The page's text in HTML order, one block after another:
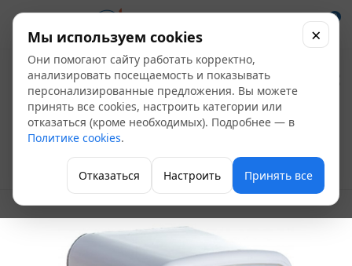
0
Счетчик газа
СГБМ-3,2 Бетар с
накидной гайкой
Счетчики газа
Мы используем cookies
Они помогают сайту работать корректно,
анализировать посещаемость и показывать
персонализированные предложения. Вы можете
принять все cookies, настроить категории или
отказаться (кроме необходимых). Подробнее — в
Политике cookies.
Отказаться Настроить Принять все
×